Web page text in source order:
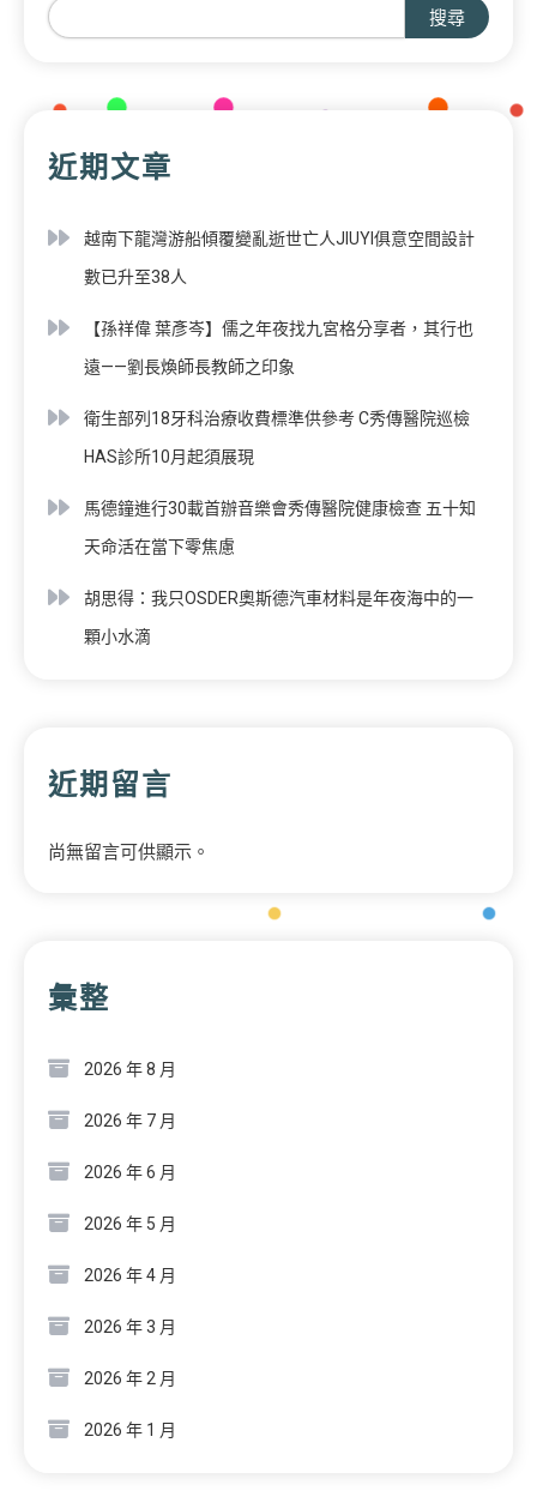
搜尋
近期文章
越南下龍灣游船傾覆變亂逝世亡人JIUYI俱意空間設計
數已升至38人
【孫祥偉 葉彥岑】儒之年夜找九宮格分享者，其行也
遠——劉長煥師長教師之印象
衛生部列18牙科治療收費標準供參考 C秀傳醫院巡檢
HAS診所10月起須展現
馬德鐘進行30載首辦音樂會秀傳醫院健康檢查 五十知
天命活在當下零焦慮
胡思得：我只OSDER奧斯德汽車材料是年夜海中的一
顆小水滴
近期留言
尚無留言可供顯示。
彙整
2026 年 8 月
2026 年 7 月
2026 年 6 月
2026 年 5 月
2026 年 4 月
2026 年 3 月
2026 年 2 月
2026 年 1 月